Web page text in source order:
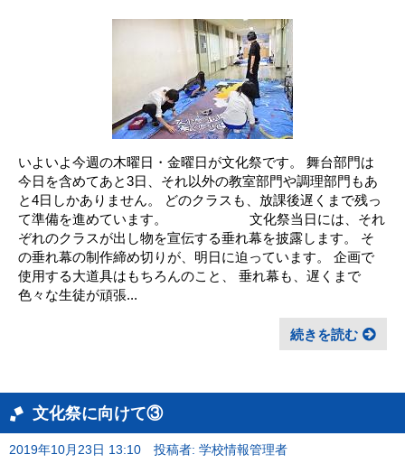
いよいよ今週の木曜日・金曜日が文化祭です。 舞台部門は
今日を含めてあと3日、それ以外の教室部門や調理部門もあ
と4日しかありません。 どのクラスも、放課後遅くまで残っ
て準備を進めています。 文化祭当日には、それ
ぞれのクラスが出し物を宣伝する垂れ幕を披露します。 そ
の垂れ幕の制作締め切りが、明日に迫っています。 企画で
使用する大道具はもちろんのこと、 垂れ幕も、遅くまで
色々な生徒が頑張...
続きを読む
文化祭に向けて③
2019年10月23日 13:10 投稿者: 学校情報管理者